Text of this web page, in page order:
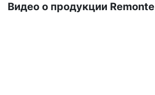
Ви­део о про­дук­ции Re­mon­te